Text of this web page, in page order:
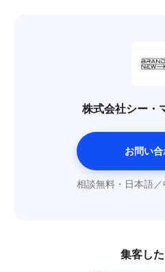
株式会社シー・
お問い
相談無料・日本語
集客し